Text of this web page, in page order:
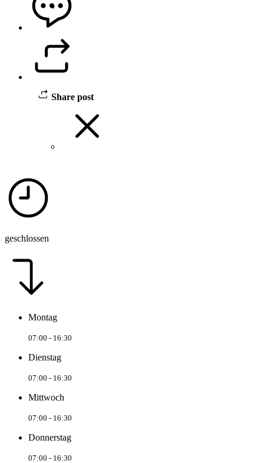
Share post
geschlossen
Montag
07:00 - 16:30
Dienstag
07:00 - 16:30
Mittwoch
07:00 - 16:30
Donnerstag
07:00 - 16:30